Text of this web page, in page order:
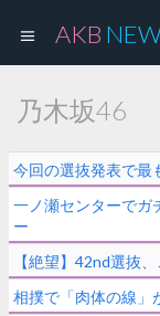
AKB
乃木坂46
今回の選抜発表で最
一ノ瀬センターでガ
ー
【絶望】42nd選抜
相撲で「肉体の線